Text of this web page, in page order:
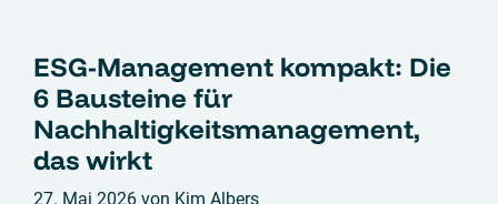
ESG-Management kompakt: Die
6 Bausteine für
Nachhaltigkeitsmanagement,
das wirkt
27. Mai 2026 von Kim Albers